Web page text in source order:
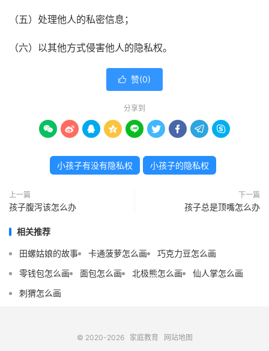
（五）处理他人的私密信息；
（六）以其他方式侵害他人的隐私权。
 赞(0)
分享到
        
小孩子有没有隐私权 小孩子的隐私权
上一篇
孩子腹泻该怎么办
下一篇
孩子总是顶嘴怎么办
相关推荐
田螺姑娘的故事 卡通菠萝怎么画
巧克力豆怎么画
零钱包怎么画
面包怎么画 北极熊怎么画
仙人掌怎么画
刺猬怎么画
© 2020-2026 家庭教育 网站地图